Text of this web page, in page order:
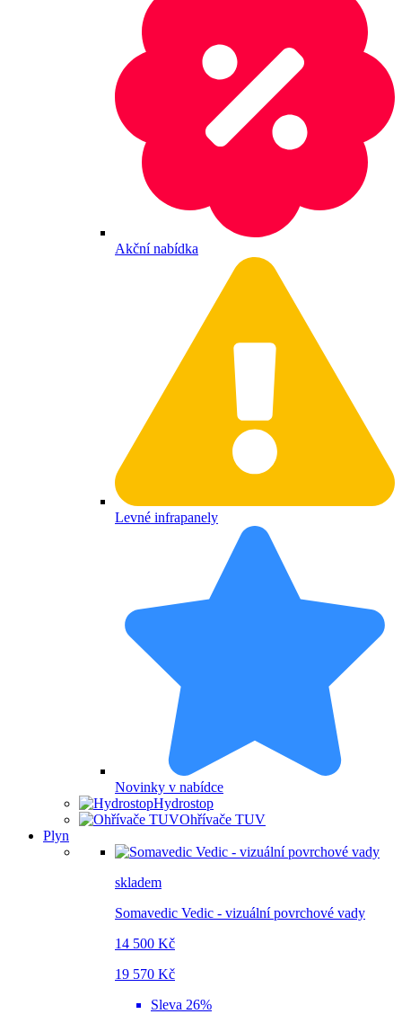
Akční nabídka
Levné infrapanely
Novinky v nabídce
Hydrostop
Ohřívače TUV
Plyn
skladem
Somavedic Vedic - vizuální povrchové vady
14 500 Kč
19 570 Kč
Sleva 26%